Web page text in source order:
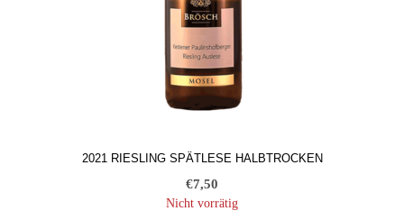
2021 RIESLING SPÄTLESE HALBTROCKEN
€7,50
Nicht vorrätig